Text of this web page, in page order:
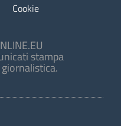
Cookie
stampa